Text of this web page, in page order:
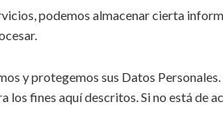
podemos almacenar cierta
y protegemos sus Datos
fines aquí descritos. Si no está de